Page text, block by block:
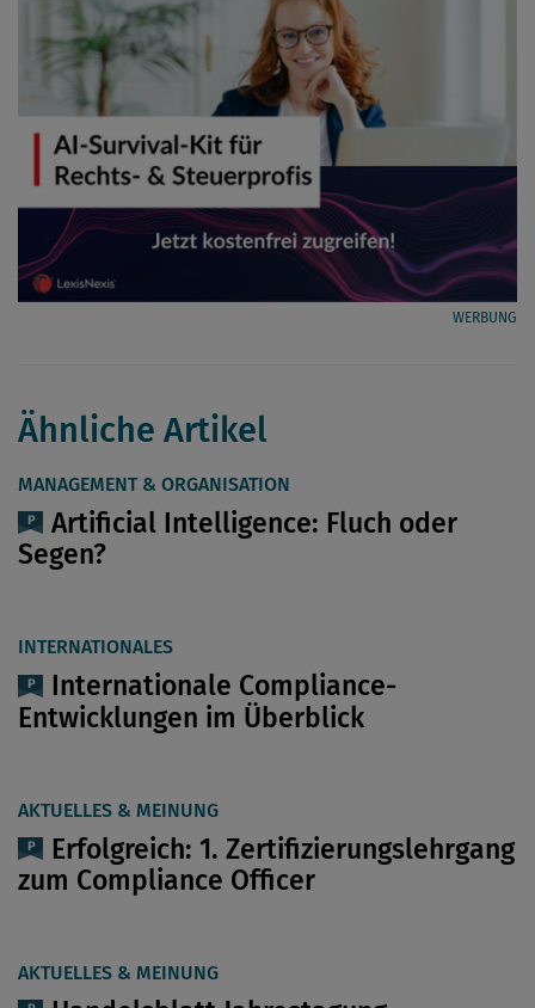
WERBUNG
Ähnliche Artikel
MANAGEMENT & ORGANISATION
Artificial Intelligence: Fluch oder
Segen?
INTERNATIONALES
Internationale Compliance-
Entwicklungen im Überblick
AKTUELLES & MEINUNG
Erfolgreich: 1. Zertifizierungslehrgang
zum Compliance Officer
AKTUELLES & MEINUNG